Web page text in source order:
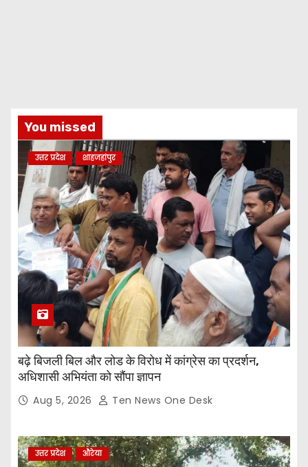
You missed
उत्तर प्रदेश शाहजहांपुर
बढ़े बिजली बिल और लोड के विरोध में कांग्रेस का प्रदर्शन,
अधिशासी अभियंता को सौंपा ज्ञापन
Aug 5, 2026 Ten News One Desk
उत्तर प्रदेश औरेया